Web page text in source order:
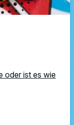
oder ist es wie